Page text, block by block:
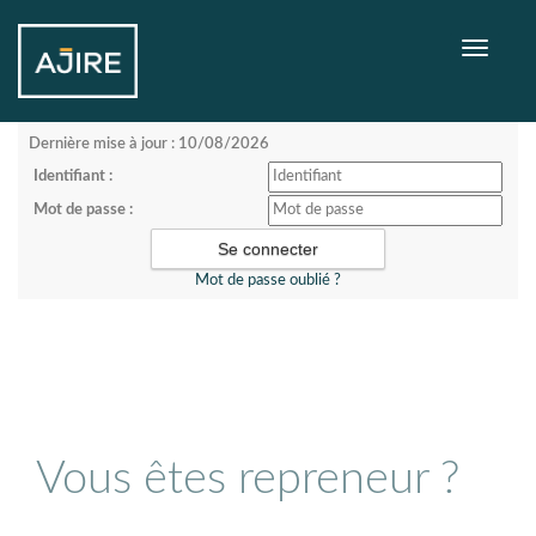
Toggle
Dernière mise à jour : 10/08/2026
Identifiant :
Mot de passe :
Mot de passe oublié ?
Vous êtes repreneur ?